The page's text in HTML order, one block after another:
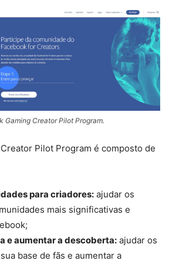
Gaming Creator Pilot Program.
Pilot Program é composto de
para criadores: ajudar os
mais significativas e
e aumentar a descoberta: ajudar os
base de fãs e aumentar a